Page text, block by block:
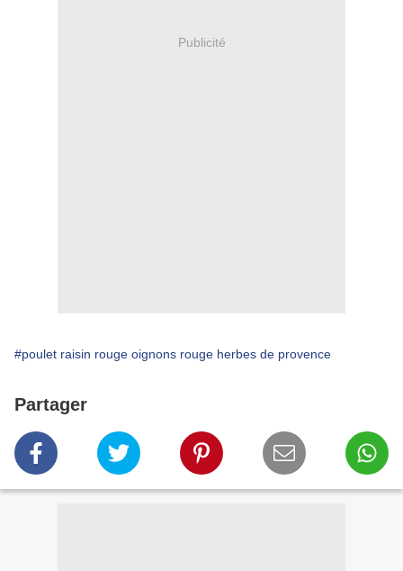
Publicité
#poulet raisin rouge oignons rouge herbes de provence
Partager